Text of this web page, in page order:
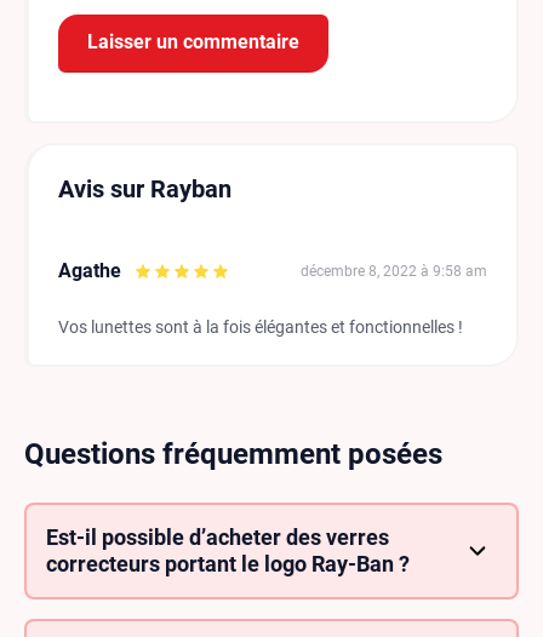
Avis sur Rayban
Agathe décembre 8, 2022 à 9:58 am
Vos lunettes sont à la fois élégantes et fonctionnelles !
Questions fréquemment posées
Est-il possible d’acheter des verres
correcteurs portant le logo Ray-Ban ?
Vous pouvez désormais personnaliser vos lunettes
de vue et vos lunettes de soleil Ray-Ban avec des